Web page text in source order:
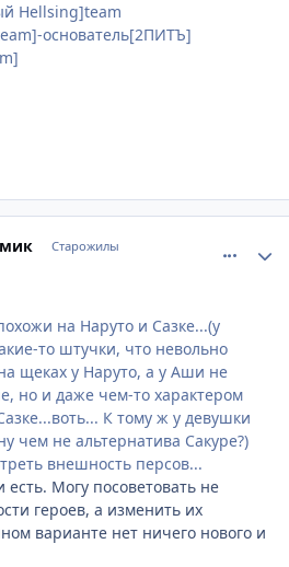
Hellsing]team
основатель[2ПИТЪ]
Старожилы
на Наруто и Сазке...(у
то штучки, что невольно
щеках у Наруто, а у Аши не
но и даже чем-то характером
К тому ж у девушки
чем не альтернатива Сакуре?)
внешность персов...
есть. Могу посоветовать не
героев, а изменить их
варианте нет ничего нового и